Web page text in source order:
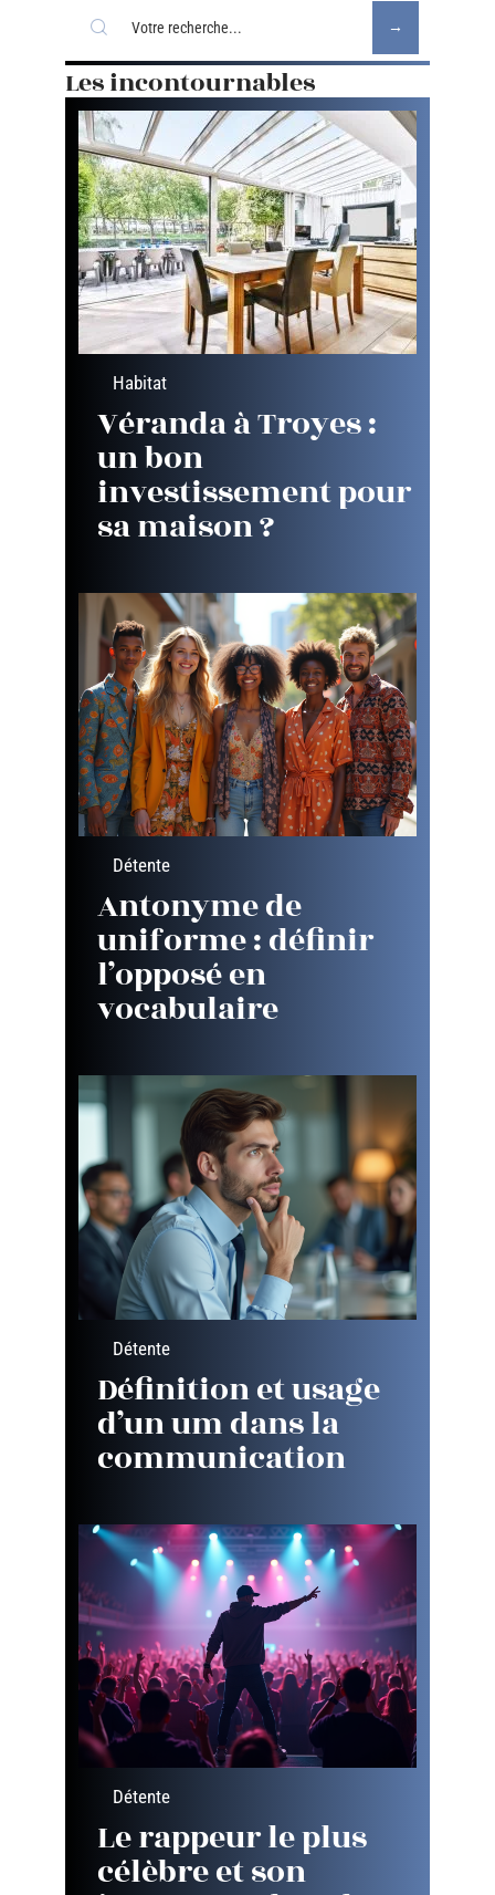
Les incontournables
Habitat
Véranda à Troyes :
un bon
investissement pour
sa maison ?
Détente
Antonyme de
uniforme : définir
l’opposé en
vocabulaire
Détente
Définition et usage
d’un um dans la
communication
Détente
Le rappeur le plus
célèbre et son